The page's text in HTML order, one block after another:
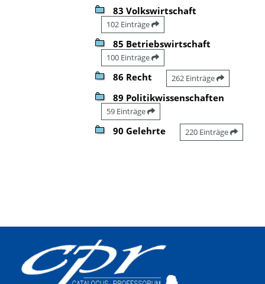
83 Volkswirtschaft
102 Einträge
85 Betriebswirtschaft
100 Einträge
86 Recht 262 Einträge
89 Politikwissenschaften
59 Einträge
90 Gelehrte 220 Einträge